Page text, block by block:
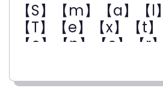
【S】【m】【a】【l
【T】【e】【x】【t】
【e】【n】【e】【r